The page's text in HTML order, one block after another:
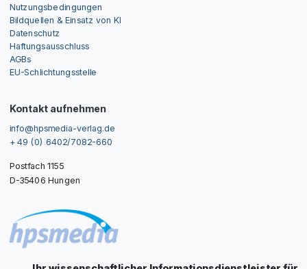
Nutzungsbedingungen
Bildquellen & Einsatz von KI
Datenschutz
Haftungsausschluss
AGBs
EU-Schlichtungsstelle
Kontakt aufnehmen
info@hpsmedia-verlag.de
+ 49 (0) 6402/7082-660
Postfach 1155
D-35406 Hungen